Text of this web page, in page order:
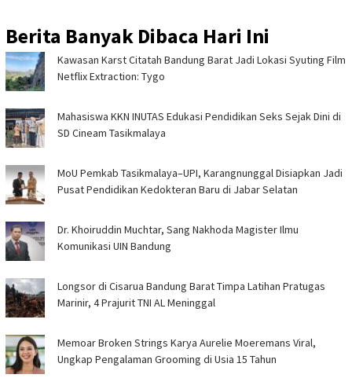
Berita Banyak Dibaca Hari Ini
Kawasan Karst Citatah Bandung Barat Jadi Lokasi Syuting Film
Netflix Extraction: Tygo
Mahasiswa KKN INUTAS Edukasi Pendidikan Seks Sejak Dini di
SD Cineam Tasikmalaya
MoU Pemkab Tasikmalaya–UPI, Karangnunggal Disiapkan Jadi
Pusat Pendidikan Kedokteran Baru di Jabar Selatan
Dr. Khoiruddin Muchtar, Sang Nakhoda Magister Ilmu
Komunikasi UIN Bandung
Longsor di Cisarua Bandung Barat Timpa Latihan Pra­tugas
Marinir, 4 Prajurit TNI AL Meninggal
Memoar Broken Strings Karya Aurelie Moeremans Viral,
Ungkap Pengalaman Grooming di Usia 15 Tahun